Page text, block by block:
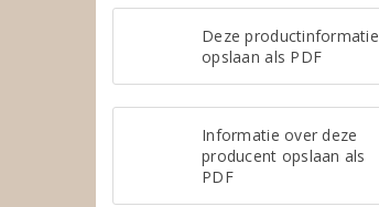
Deze productinformatie
opslaan als PDF
Informatie over deze
producent opslaan als
PDF